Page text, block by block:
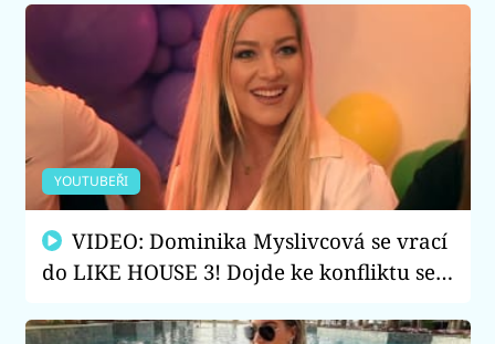
YOUTUBEŘI
do LIKE HOUSE 3! Dojde ke konfliktu se